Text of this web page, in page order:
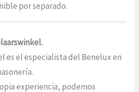
por separado.
es el especialista del Benelux en
experiencia, podemos